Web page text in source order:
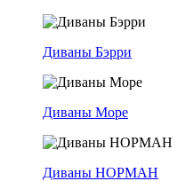
Диваны Бэрри
Диваны Море
Диваны НОРМАН